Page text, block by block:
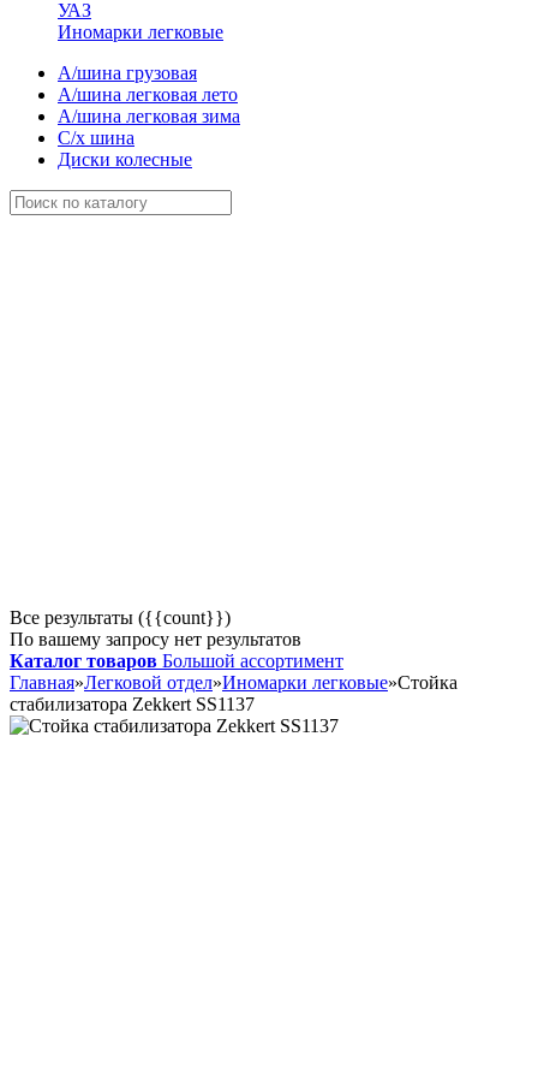
УАЗ
Иномарки легковые
А/шина грузовая
А/шина легковая лето
А/шина легковая зима
С/х шина
Диски колесные
Все результаты ({{count}})
По вашему запросу нет результатов
Каталог товаров Большой ассортимент
Главная»Легковой отдел»Иномарки легковые»Стойка
стабилизатора Zekkert SS1137